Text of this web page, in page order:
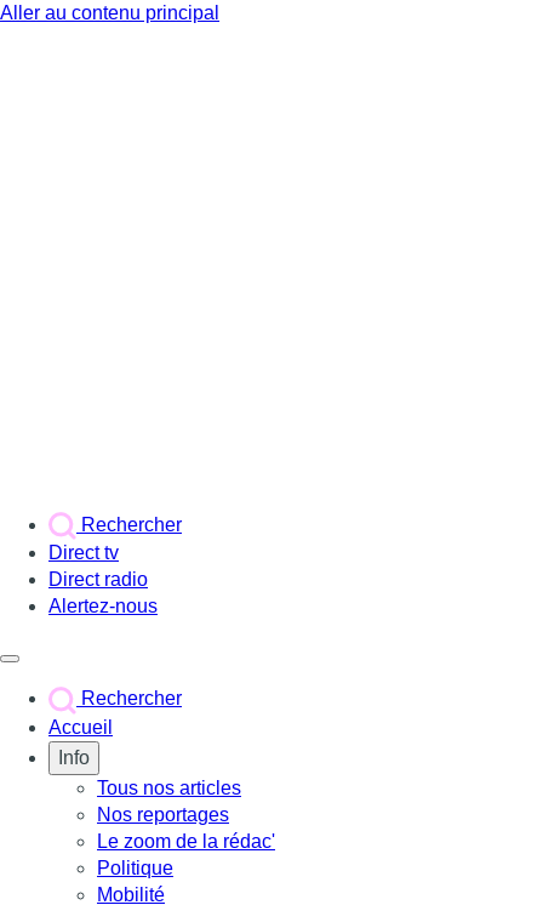
Aller au contenu principal
Rechercher
Direct tv
Direct radio
Alertez-nous
Rechercher
Accueil
Info
Tous nos articles
Nos reportages
Le zoom de la rédac'
Politique
Mobilité